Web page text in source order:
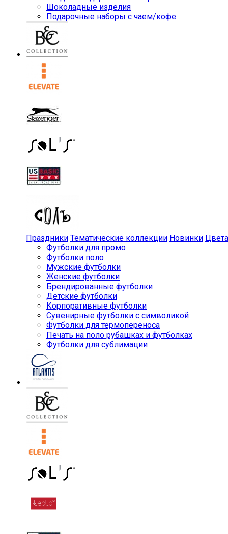
Шоколадные изделия
Подарочные наборы с чаем/кофе
Праздники Тематические коллекции Новинки Цвета
Футболки для промо
Футболки поло
Мужские футболки
Женские футболки
Брендированные футболки
Детские футболки
Корпоративные футболки
Сувенирные футболки с символикой
Футболки для термопереноса
Печать на поло рубашках и футболках
Футболки для сублимации